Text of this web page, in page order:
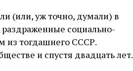
(или, уж точно, думали) в
раздраженные социально-
из тогдашнего СССР.
и спустя двадцать лет.